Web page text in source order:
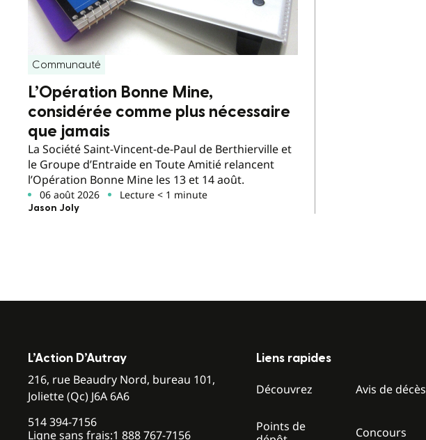
Communauté
L’Opération Bonne Mine,
considérée comme plus nécessaire
que jamais
La Société Saint-Vincent-de-Paul de Berthierville et
le Groupe d’Entraide en Toute Amitié relancent
l’Opération Bonne Mine les 13 et 14 août.
06 août 2026 Lecture < 1 minute
Jason Joly
L’Action D’Autray
216, rue Beaudry Nord, bureau 101,
Joliette (Qc) J6A 6A6
514 394-7156
Ligne sans frais:1 888 767-7156
Liens rapides
Découvrez Avis de décès
Points de
Concours